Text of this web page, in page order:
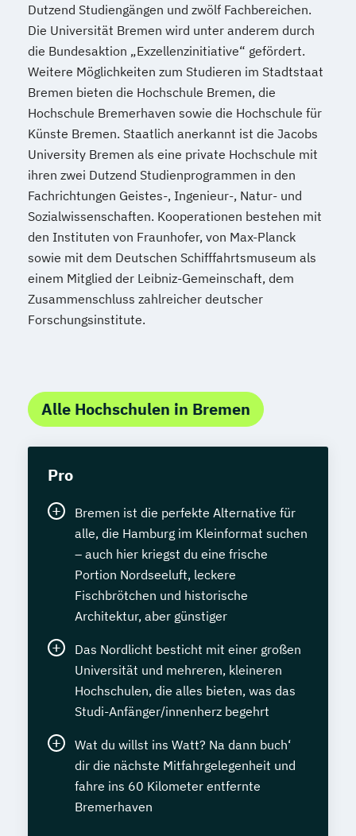
Personal Trainer/-in mit Fachrichtung
"Lebensmittelunverträglichkeiten"
Personal Trainer/-in mit Zusatzmodul
"Betriebswirtschaft"
Pflanzenkunde in der Ernährung
Psychologische/r Berater/-in
"Burnout-Prävention"
Psychologische/r Berater/-in Fachrichtung
"Entspannungspädagogik"
Psychologische/r Berater/-in Fachrichtung
"Systemische Beratung"
Psychologische/r Berater/-in mit
zusätzlicher Fachrichtung "Paarberatung"
Sportmedizin
"Burnout-Prävention")
Systemische/r Berater/-in
Tierheilpraktiker + Grundlagen der
artgerechten Tierhaltung
Tierheilpraktiker + Klassische Veterinär-
Homöopathie
Tierheilpraktiker + Veterinär-Akupunktur
für Kleintiere
Tierheilpraktiker + Veterinär-Akupunktur
Tierheilpraktiker + Veterinär-
Heilpflanzenkunde
Tierheilpraktiker/-in mit zusätzlicher
Fachrichtung "Tierernährungsberater"
Traumafachberater/-in
Veterinärakupunktur für Kleintiere
Veterinärakupunktur für Kleintiere und
Pferde
Dutzend Studiengängen und zwölf Fachbereichen.
Die Universität Bremen wird unter anderem durch
die Bundesaktion „Exzellenzinitiative“ gefördert.
Weitere Möglichkeiten zum Studieren im Stadtstaat
Bremen bieten die Hochschule Bremen, die
Hochschule Bremerhaven sowie die Hochschule für
Künste Bremen. Staatlich anerkannt ist die Jacobs
University Bremen als eine private Hochschule mit
ihren zwei Dutzend Studienprogrammen in den
Fachrichtungen Geistes-, Ingenieur-, Natur- und
Sozialwissenschaften. Kooperationen bestehen mit
den Instituten von Fraunhofer, von Max-Planck
sowie mit dem Deutschen Schifffahrtsmuseum als
einem Mitglied der Leibniz-Gemeinschaft, dem
Zusammenschluss zahlreicher deutscher
Forschungsinstitute.
Alle Hochschulen in Bremen
Pro
Bremen ist die perfekte Alternative für
alle, die Hamburg im Kleinformat suchen
– auch hier kriegst du eine frische
Portion Nordseeluft, leckere
Fischbrötchen und historische
Architektur, aber günstiger
Das Nordlicht besticht mit einer großen
Universität und mehreren, kleineren
Hochschulen, die alles bieten, was das
Studi-Anfänger/innenherz begehrt
Wat du willst ins Watt? Na dann buch‘
dir die nächste Mitfahrgelegenheit und
fahre ins 60 Kilometer entfernte
Bremerhaven